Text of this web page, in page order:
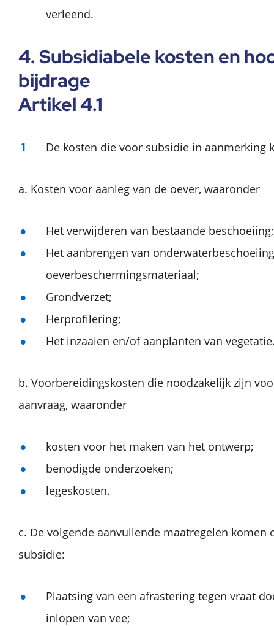
verleend.
4. Subsidiabele kosten en
bijdrage
Artikel 4.1
De kosten die voor subsidie in aanmerking
a. Kosten voor aanleg van de oever, waaronder
Het verwijderen van bestaande beschoeiing;
Het aanbrengen van
oeverbeschermingsmateriaal;
Grondverzet;
Herprofilering;
Het inzaaien en/of aanplanten van
b. Voorbereidingskosten die noodzakelijk zijn
aanvraag, waaronder
kosten voor het maken van het ontwerp;
benodigde onderzoeken;
legeskosten.
c. De volgende aanvullende maatregelen komen
subsidie:
Plaatsing van een afrastering tegen vraat
inlopen van vee;